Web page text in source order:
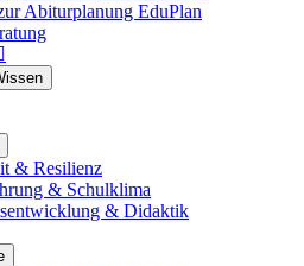
Abiturplanung EduPlan
& Resilienz
& Schulklima
& Didaktik